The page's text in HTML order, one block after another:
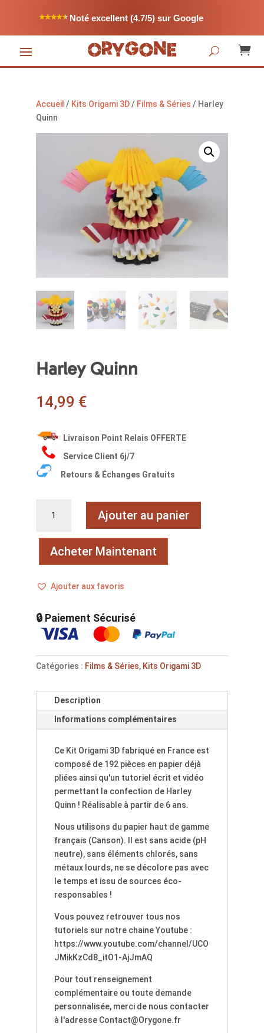
Noté excellent (4.7/5) sur Google

Accueil / Kits Origami 3D/ Films & Séries / Harley
Quinn
Harley Quinn
14,99 €
Livraison Point Relais OFFERTE
Service Client 6j/7
Retours & Échanges Gratuits
Quinn
Ajouter au panier
Acheter Maintenant
Ajouter aux favoris
🔒 Paiement Sécurisé
Catégories : Films & Séries, Kits Origami 3D
Description
Informations complémentaires
Ce Kit Origami 3D fabriqué en France est
composé de 192 pièces en papier déjà
pliées ainsi qu'un tutoriel écrit et vidéo
permettant la confection de Harley
Quinn ! Réalisable à partir de 6 ans.
Nous utilisons du papier haut de gamme
français (Canson). Il est sans acide (pH
neutre), sans éléments chlorés, sans
métaux lourds, ne se décolore pas avec
le temps et issu de sources éco-
responsables !
Vous pouvez retrouver tous nos
tutoriels sur notre chaine Youtube :
https://www.youtube.com/channel/UCO
JMikKzCd8_itO1-AjJmAQ
Pour tout renseignement
complémentaire ou toute demande
personnalisée, merci de nous contacter
à l'adresse Contact@Orygone.fr